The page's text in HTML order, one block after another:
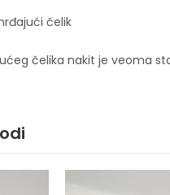
čelik
čelika nakit je veoma